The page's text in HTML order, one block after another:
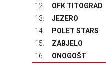
12.
OFK TITOGRAD
13.
JEZERO
14.
POLET STARS
15.
ZABJELO
16.
ONOGOŠT